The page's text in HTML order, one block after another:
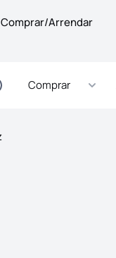
Comprar/Arrendar
Comprar